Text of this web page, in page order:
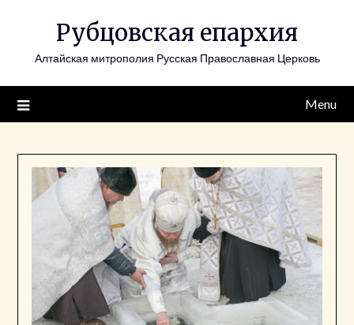
Рубцовская епархия
Алтайская митрополия Русская Православная Церковь
Menu